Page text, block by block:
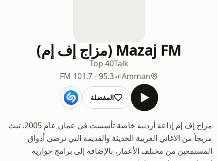
Mazaj FM (مزاج إف إم)
Talk
Top 40
Amman
95.3 - 101.7 FM
المفضلة
مزاج إف إم إذاعة أردنية خاصة تأسست في عمان عام 2005. تبث
مزيجاً من الأغاني العربية الحديثة والقديمة التي ترضي أذواق
المستمعين من مختلف الأعمار، بالإضافة إلى برامج حوارية